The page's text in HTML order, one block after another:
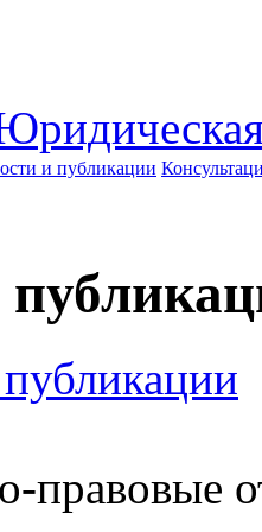
и публикации
правовые